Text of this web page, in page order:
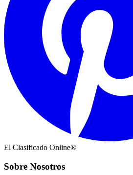
El Clasificado Online®
Sobre Nosotros